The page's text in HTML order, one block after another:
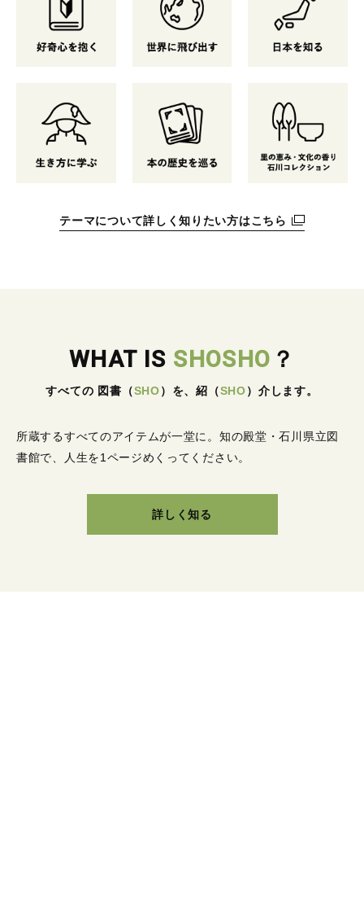
テーマについて詳しく知りたい方はこちら
WHAT IS SHOSHO ？
すべての 図書 （SHO） を、紹 （SHO） 介します。
所蔵するすべてのアイテムが一堂に。 知の殿堂・石川県立図
書館で、人生を1ページめくってください。
詳しく知る